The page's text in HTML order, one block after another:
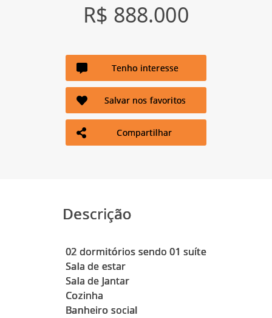
R$ 888.000
Tenho interesse
Salvar nos favoritos
Compartilhar
Descrição
02 dormitórios sendo 01 suíte
Sala de estar
Sala de Jantar
Cozinha
Banheiro social